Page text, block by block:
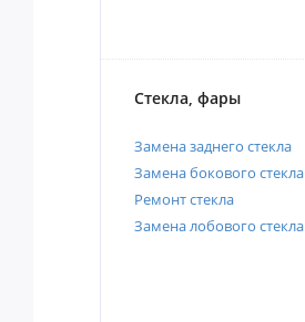
Стекла, фары
Замена заднего стекла
Замена бокового стекла
Ремонт стекла
Замена лобового стекла